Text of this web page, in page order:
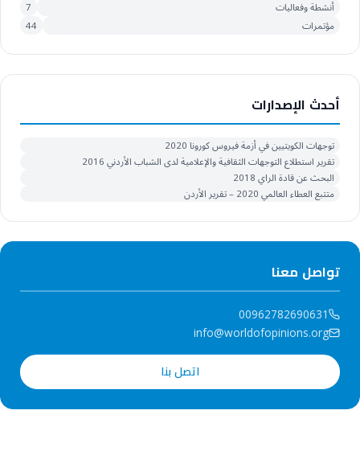
أنشطة وفعاليات
7
مؤتمرات
44
أحدث الإصدارات
توجهات الكويتيين في أزمة فيروس كورونا 2020
تقرير استطلاع التوجهات الثقافية والإعلامية لدى الشباب الأردني 2016
البحث عن قادة الراي 2018
متتبع العطاء العالمي 2020 – تقرير الأردن
تواصل معنا
00962782690631
info@worldofopinions.org
اتصل بنا